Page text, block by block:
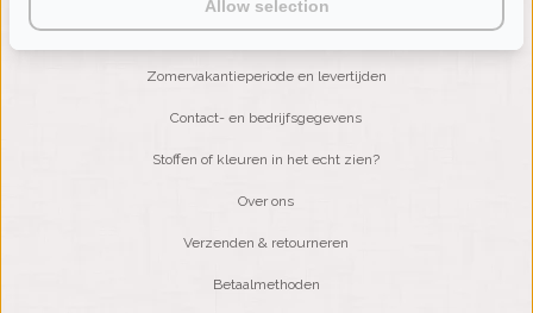
KLANTENSERVICE
Zomervakantieperiode en levertijden
Contact- en bedrijfsgegevens
Stoffen of kleuren in het echt zien?
Over ons
Verzenden & retourneren
Betaalmethoden
Allow selection